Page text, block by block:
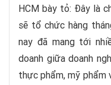
HCM bày tỏ: Đây là
sẽ tổ chức hàng
nay đã mang tới
doanh giữa doanh
thực phẩm, mỹ phẩm